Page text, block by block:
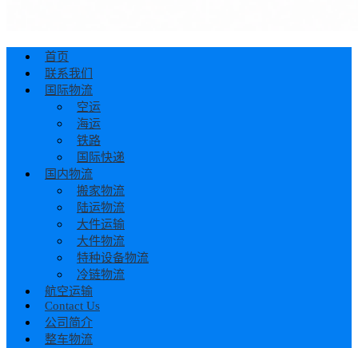
首页
联系我们
国际物流
空运
海运
铁路
国际快递
国内物流
搬家物流
陆运物流
大件运输
大件物流
特种设备物流
冷链物流
航空运输
Contact Us
公司简介
整车物流